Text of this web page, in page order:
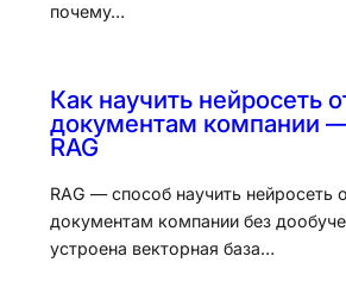
почему…
Как научить нейросеть
документам компании —
RAG
RAG — способ научить нейросеть
документам компании без
устроена векторная база…